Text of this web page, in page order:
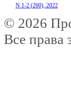
N 1-2 (260), 2022
© 2026
Все